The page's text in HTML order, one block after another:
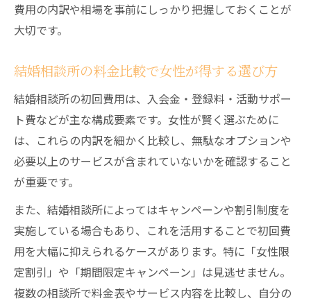
費用の内訳や相場を事前にしっかり把握しておくことが
大切です。
結婚相談所の料金比較で女性が得する選び方
結婚相談所の初回費用は、入会金・登録料・活動サポー
ト費などが主な構成要素です。女性が賢く選ぶために
は、これらの内訳を細かく比較し、無駄なオプションや
必要以上のサービスが含まれていないかを確認すること
が重要です。
また、結婚相談所によってはキャンペーンや割引制度を
実施している場合もあり、これを活用することで初回費
用を大幅に抑えられるケースがあります。特に「女性限
定割引」や「期間限定キャンペーン」は見逃せません。
複数の相談所で料金表やサービス内容を比較し、自分の